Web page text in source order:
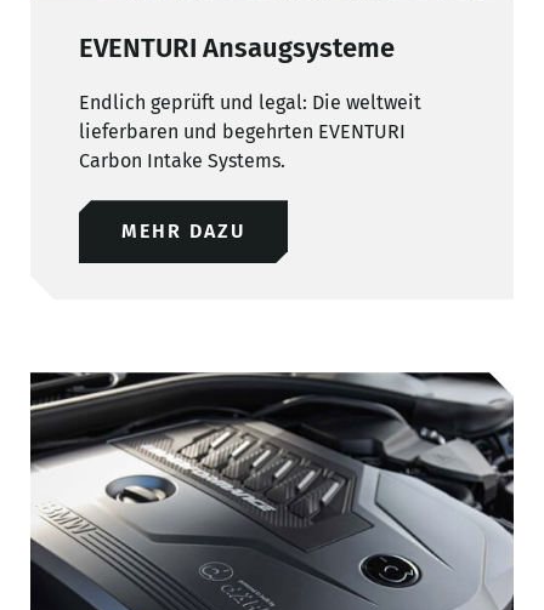
EVENTURI Ansaugsysteme
Endlich geprüft und legal: Die weltweit
lieferbaren und begehrten EVENTURI
Carbon Intake Systems.
MEHR DAZU